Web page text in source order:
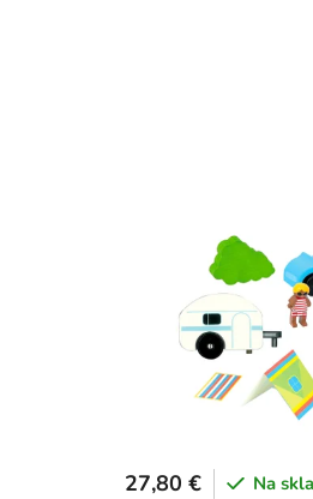
27,80 € Na